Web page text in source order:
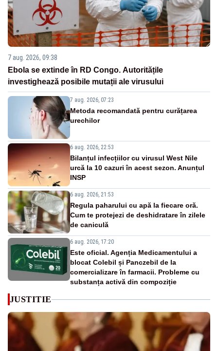
7 aug. 2026, 09:38
Ebola se extinde în RD Congo. Autoritățile
investighează posibile mutații ale virusului
7 aug. 2026, 07:23
Metoda recomandată pentru curățarea
urechilor
6 aug. 2026, 22:53
Bilanțul infecțiilor cu virusul West Nile
urcă la 10 cazuri în acest sezon. Anunțul
INSP
6 aug. 2026, 21:53
Regula paharului cu apă la fiecare oră.
Cum te protejezi de deshidratare în zilele
de caniculă
6 aug. 2026, 17:20
Este oficial. Agenția Medicamentului a
blocat Colebil și Panczebil de la
comercializare în farmacii. Probleme cu
substanța activă din compoziție
JUSTITIE